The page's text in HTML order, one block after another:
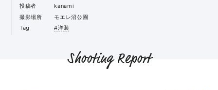
投稿者
kanami
撮影場所
モエレ沼公園
Tag
#洋装
Shooting Report